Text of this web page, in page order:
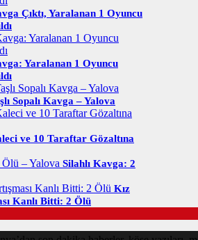
Çıktı, Yaralanan 1 Oyuncu
Yaralanan 1 Oyuncu
Sopalı Kavga – Yalova
ve 10 Taraftar Gözaltına
Silahlı Kavga: 2
Kız
Kanlı Bitti: 2 Ölü